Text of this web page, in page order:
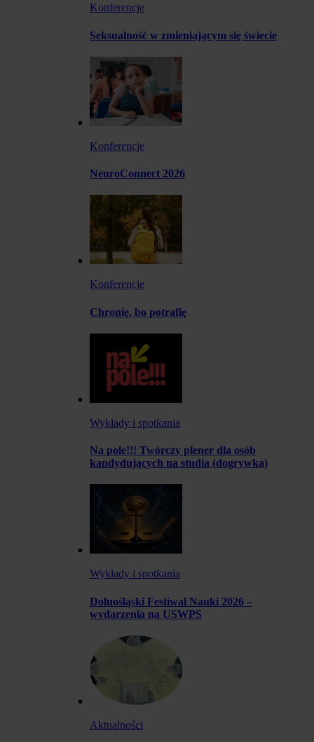
Konferencje
Seksualność w zmieniającym się świecie
Konferencje
NeuroConnect 2026
Konferencje
Chronię, bo potrafię
Wykłady i spotkania
Na pole!!! Twórczy plener dla osób
kandydujących na studia (dogrywka)
Wykłady i spotkania
Dolnośląski Festiwal Nauki 2026 –
wydarzenia na USWPS
Aktualności